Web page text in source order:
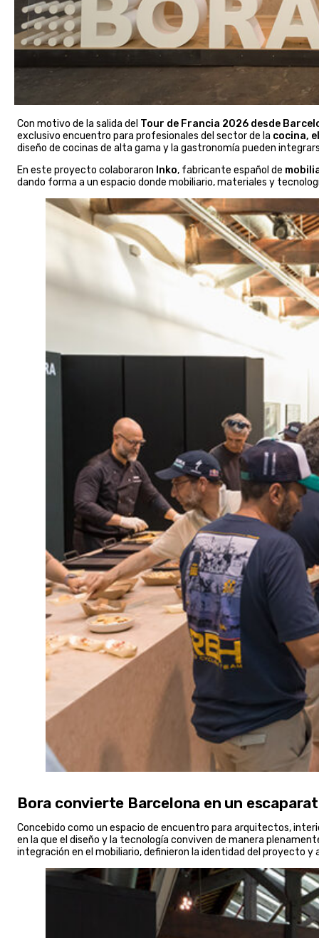
Con motivo de la salida del Tour de Francia 2026 desde
exclusivo encuentro para profesionales del sector de la cocina,
diseño de cocinas de alta gama y la gastronomía pueden
En este proyecto colaboraron Inko, fabricante español de
dando forma a un espacio donde mobiliario, materiales y
Bora convierte Barcelona en un
Concebido como un espacio de encuentro para arquitectos,
en la que el diseño y la tecnología conviven de manera
integración en el mobiliario, definieron la identidad del proyecto